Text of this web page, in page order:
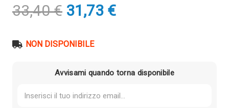
33,40€ Il
prezzo
era:
31,73 €Il
prezzo
NON DISPONIBILE
Avvisami quando torna disponibile